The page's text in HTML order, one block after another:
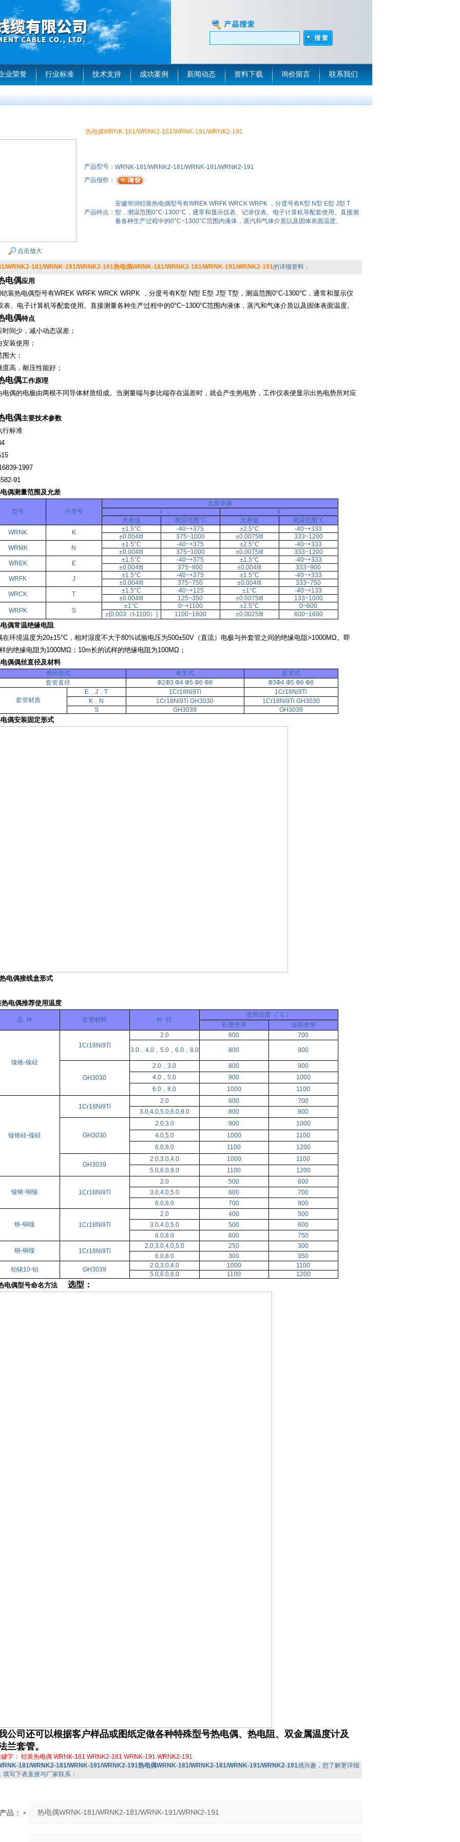
业荣誉 行业标准 技术支持 成功案例 新闻动态 资料下载 询价留言 联系我们
热电偶WRNK-181/WRNK2-181/WRNK-191/WRNK2-191
点击放大
产品型号： WRNK-181/WRNK2-181/WRNK-191/WRNK2-191
产品报价：
产品特点：
安徽华润铠装热电偶型号有WREK WRFK WRCK WRPK ，分度号有K型 N型 E型 J型 T
型，测温范围0°C-1300°C，通常和显示仪表、记录仪表、电子计算机等配套使用。直接测
量各种生产过程中的0°C~1300°C范围内液体，蒸汽和气体介质以及固体表面温度。
WRNK2-181/WRNK-191/WRNK2-191热电偶WRNK-181/WRNK2-181/WRNK-191/WRNK2-191的详细资料：
电偶应用
装热电偶型号有WREK WRFK WRCK WRPK ，分度号有K型 N型 E型 J型 T型，测温范围0°C-1300°C，通常和显示仪
表、电子计算机等配套使用。直接测量各种生产过程中的0°C~1300°C范围内液体，蒸汽和气体介质以及固体表面温度。
电偶特点
少，减小动态误差；
使用；
大；
，耐压性能好；
电偶工作原理
的电极由两根不同导体材质组成。当测量端与参比端存在温差时，就会产生热电势，工作仪表便显示出热电势所对应
电偶主要技术参数
标准
1997
91
偶测量范围及允差
型号 分度号
允差等级
允差值
测温范围°C 允差值
测温范围°C
WRNK
K ±1.5°C -40~+375 ±2.5°C
-40~+333
±0.004ltl
375~1000 ±0.0075ltl
333~1200
WRMK
N ±1.5°C -40~+375 ±2.5°C
-40~+333
±0.004ltl
375~1000 ±0.0075ltl
333~1200
WREK
E ±1.5°C -40~+375 ±1.5°C
-40~+333
±0.004ltl
375~800 ±0.004ltl
333~900
WRFK
J ±1.5°C -40~+375 ±1.5°C
-40~+333
±0.004ltl
375~750 ±0.004ltl
333~750
WRCK
T ±1.5°C -40~+125 ±1°C
-40~+133
±0.004ltl
125~350 ±0.0075ltl
133~1000
WRPK
S
±1°C 0~+1100 ±2.5°C
0~600
±[0.003（t-1100）]
1100~1600 ±0.0025ltl 600~1600
偶常温绝缘电阻
境温度为20±15°C，相对湿度不大于80%试验电压为500±50V（直流）电极与外套管之间的绝缘电阻>1000MΩ。即
的绝缘电阻为1000MΩ；10m长的试样的绝缘电阻为100MΩ；
偶偶丝直径及材料
偶丝形式 单支式
双支式
套管直径
Ф2Ф3 Ф4 Ф5 Ф6 Ф8 Ф3Ф4 Ф5 Ф6 Ф8
套管材质
E﹑J﹑T 1Cr18Ni9Ti
1Cr18Ni9Ti
K﹑N
1Cr18Ni9Ti GH3030
1Cr18Ni9Ti GH3030
S
GH3039 GH3039
偶安装固定形式
电偶接线盒形式
电偶推荐使用温度
品 种 套管材料 外 径
使用温度（°Ｃ）
长期使用
短期使用
镍铬-镍硅
1Cr18Ni9Ti
2.0 600 700
3.0，4.0，5.0，6.0，8.0 800 900
GH3030
2.0，3.0 800
900
4.0，5.0
900
1000
6.0，8.0
1000 1100
镍铬硅-镍硅
1Cr18Ni9Ti
2.0 600
700
3.0,4.0,5.0,6.0,8.0
800 900
GH3030
2.0,3.0 900
1000
4.0,5.0
1000
1100
6.0,8.0
1100 1200
GH3039
2.0,3.0,4.0 1000
1100
5.0,6.0,8.0
1100 1200
镍铬-铜镍 1Cr18Ni9Ti
2.0 500
600
3.0,4.0,5.0
600
700
6.0,8.0
700 800
铁-铜镍 1Cr18Ni9Ti
2.0 400
500
3.0,4.0,5.0
500
600
6.0,8.0
600 750
铜-铜镍 1Cr18Ni9Ti
2.0,3.0,4.0,5.0 250
300
6.0,8.0
300
350
铂铑10-铂
GH3039
2.0,3.0,4.0 1000
1100
5.0,6.0,8.0
1100 1200
电偶型号命名方法 选型：
公司还可以根据客户样品或图纸定做各种特殊型号热电偶、热电阻、双金属温度计及
兰套管。
字： 铠装热电偶 WRNK-181 WRNK2-181 WRNK-191 WRNK2-191
181/WRNK2-181/WRNK-191/WRNK2-191热电偶WRNK-181/WRNK2-181/WRNK-191/WRNK2-191感兴趣，想了解更详细
填写下表直接与厂家联系：
产品：